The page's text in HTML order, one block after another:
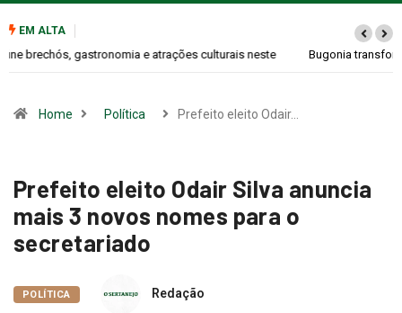
EM ALTA
Bugonia transforma paranoia e conspiração em um suspense imprevisível
Home Política Prefeito eleito Odair…
Prefeito eleito Odair Silva anuncia
mais 3 novos nomes para o
secretariado
POLÍTICA Redação